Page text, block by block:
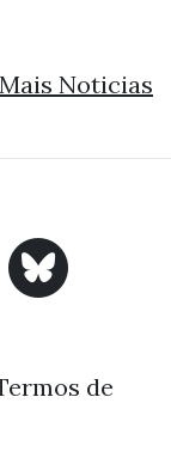
Mais Noticias
de